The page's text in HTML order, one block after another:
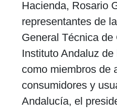
Hacienda, Rosario
representantes de
General Técnica de
Instituto Andaluz
como miembros de
consumidores y
Andalucía, el